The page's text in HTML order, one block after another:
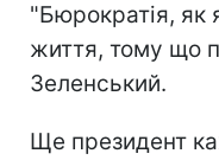
"Бюрократія, як
життя, тому що
Зеленський.
Ще президент